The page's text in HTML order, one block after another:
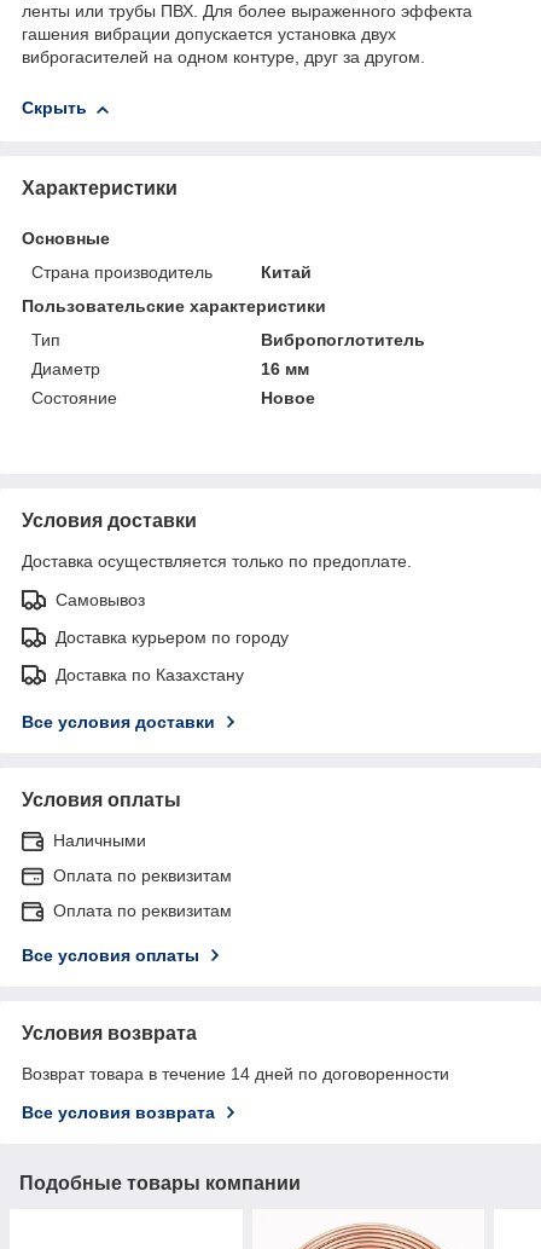
ленты или трубы ПВХ. Для более выраженного эффекта
гашения вибрации допускается установка двух
виброгасителей на одном контуре, друг за другом.
Скрыть
Характеристики
Основные
Страна производитель
Китай
Пользовательские характеристики
Тип
Вибропоглотитель
Диаметр
16 мм
Состояние
Новое
Условия доставки
Доставка осуществляется только по предоплате.
Самовывоз
Доставка курьером по городу
Доставка по Казахстану
Все условия доставки
Условия оплаты
Наличными
Оплата по реквизитам
Оплата по реквизитам
Все условия оплаты
Условия возврата
Возврат товара в течение 14 дней по договоренности
Все условия возврата
Подобные товары компании